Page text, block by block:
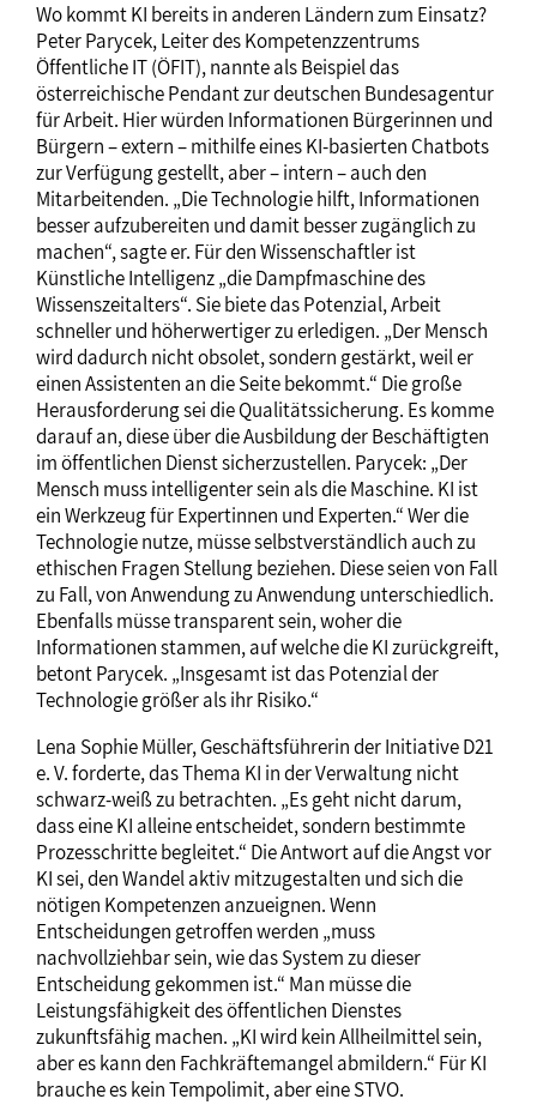
Wo kommt KI bereits in anderen Ländern zum Einsatz?
Peter Parycek, Leiter des Kompetenzzentrums
Öffentliche IT (ÖFIT), nannte als Beispiel das
österreichische Pendant zur deutschen Bundesagentur
für Arbeit. Hier würden Informationen Bürgerinnen und
Bürgern – extern – mithilfe eines KI-basierten Chatbots
zur Verfügung gestellt, aber – intern – auch den
Mitarbeitenden. „Die Technologie hilft, Informationen
besser aufzubereiten und damit besser zugänglich zu
machen“, sagte er. Für den Wissenschaftler ist
Künstliche Intelligenz „die Dampfmaschine des
Wissenszeitalters“. Sie biete das Potenzial, Arbeit
schneller und höherwertiger zu erledigen. „Der Mensch
wird dadurch nicht obsolet, sondern gestärkt, weil er
einen Assistenten an die Seite bekommt.“ Die große
Herausforderung sei die Qualitätssicherung. Es komme
darauf an, diese über die Ausbildung der Beschäftigten
im öffentlichen Dienst sicherzustellen. Parycek: „Der
Mensch muss intelligenter sein als die Maschine. KI ist
ein Werkzeug für Expertinnen und Experten.“ Wer die
Technologie nutze, müsse selbstverständlich auch zu
ethischen Fragen Stellung beziehen. Diese seien von Fall
zu Fall, von Anwendung zu Anwendung unterschiedlich.
Ebenfalls müsse transparent sein, woher die
Informationen stammen, auf welche die KI zurückgreift,
betont Parycek. „Insgesamt ist das Potenzial der
Technologie größer als ihr Risiko.“
Lena Sophie Müller, Geschäftsführerin der Initiative D21
e. V. forderte, das Thema KI in der Verwaltung nicht
schwarz-weiß zu betrachten. „Es geht nicht darum,
dass eine KI alleine entscheidet, sondern bestimmte
Prozesschritte begleitet.“ Die Antwort auf die Angst vor
KI sei, den Wandel aktiv mitzugestalten und sich die
nötigen Kompetenzen anzueignen. Wenn
Entscheidungen getroffen werden „muss
nachvollziehbar sein, wie das System zu dieser
Entscheidung gekommen ist.“ Man müsse die
Leistungsfähigkeit des öffentlichen Dienstes
zukunftsfähig machen. „KI wird kein Allheilmittel sein,
aber es kann den Fachkräftemangel abmildern.“ Für KI
brauche es kein Tempolimit, aber eine STVO.